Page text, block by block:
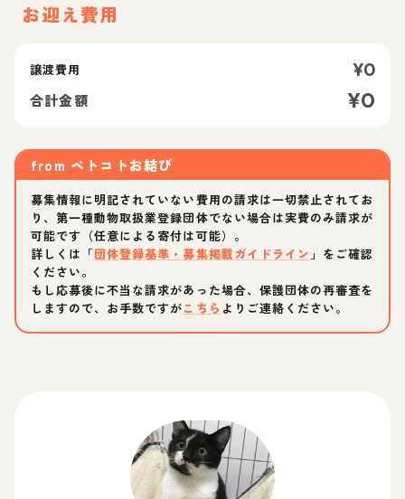
お迎え費用
譲渡費用 ¥0
合計金額 ¥0
from ペトコトお結び
募集情報に明記されていない費用の請求は一切禁止されてお
り、第一種動物取扱業登録団体でない場合は実費のみ請求が
可能です（任意による寄付は可能）。
詳しくは「団体登録基準・募集掲載ガイドライン 」をご確認
ください。
もし応募後に不当な請求があった場合、保護団体の再審査を
しますので、お手数ですがこちら よりご連絡ください。